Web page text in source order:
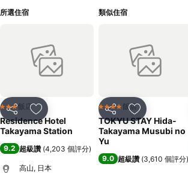
所選住宿
分享 加入我的最愛
3 星級飯店
Residence Hotel
Takayama Station
9.2 超級讚 (4,203 個評分)
高山, 日本
類似住宿
分享 加入我的最愛
4 星級 飯店
TOKYU STAY Hida-
Takayama Musubi no
Yu
9.0 超級讚 (3,610 個評分)